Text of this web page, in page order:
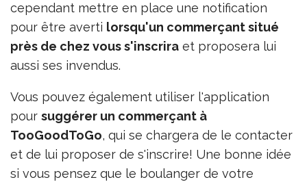
cependant mettre en place une notification
pour être averti lorsqu'un commerçant situé
près de chez vous s'inscrira et proposera lui
aussi ses invendus.
Vous pouvez également utiliser l'application
pour suggérer un commerçant à
TooGoodToGo, qui se chargera de le contacter
et de lui proposer de s'inscrire! Une bonne idée
si vous pensez que le boulanger de votre